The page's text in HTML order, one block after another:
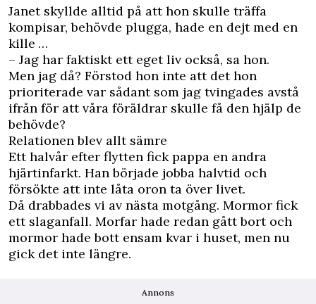
Janet skyllde alltid på att hon skulle träffa
kompisar, behövde plugga, hade en dejt med en
kille …
– Jag har faktiskt ett eget liv också, sa hon.
Men jag då? Förstod hon inte att det hon
prioriterade var sådant som jag tvingades avstå
ifrån för att våra föräldrar skulle få den hjälp de
behövde?
Relationen blev allt sämre
Ett halvår efter flytten fick pappa en andra
hjärtinfarkt. Han började jobba halvtid och
försökte att inte låta oron ta över livet.
Då drabbades vi av nästa motgång. Mormor fick
ett slaganfall. Morfar hade redan gått bort och
mormor hade bott ensam kvar i huset, men nu
gick det inte längre.
Annons